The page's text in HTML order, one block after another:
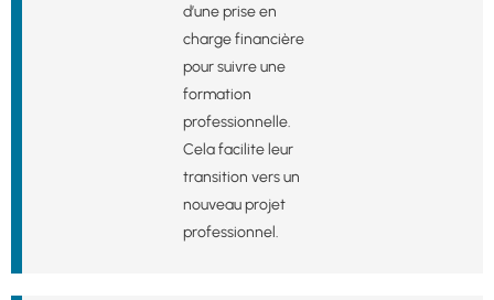
d’une prise en
charge financière
pour suivre une
formation
professionnelle.
Cela facilite leur
transition vers un
nouveau projet
professionnel.